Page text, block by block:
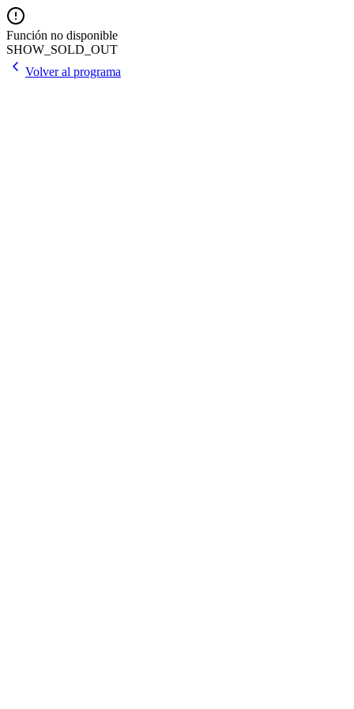
Función no disponible
SHOW_SOLD_OUT
Volver al programa